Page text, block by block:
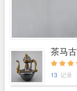
茶马
13 记录